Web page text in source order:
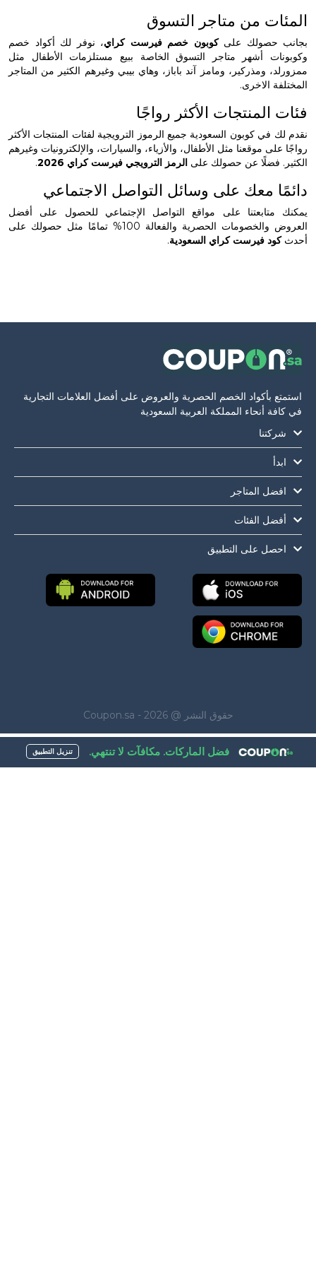
من متاجر التسوق
حصولك علىكوبون خصم فيرست كراي، نوفر لك أكواد خصم
أشهر متاجر التسوق الخاصة ببيع مستلزمات الأطفال مثل
ومذركير، ومامز آند باباز، وهاي بيبي وغيرهم الكثير من المتاجر
الاخرى.
الأكثر رواجًا
في كوبون السعودية جميع الرموز الترويجية لفئات المنتجات الأكثر
موقعنا مثل الأطفال، والأزياء، والسيارات، والإلكترونيات وغيرهم
فضلًا عن حصولك علىالرمز الترويجي فيرست كراي 2026 .
معك على وسائل التواصل الاجتماعي
على مواقع التواصل الإجتماعي للحصول على أفضل
العروض والخصومات الحصرية والفعالة 100% تمامًا مثل حصولك على
فيرست كراي السعودية .
بأكواد الخصم الحصرية والعروض على أفضل العلامات التجارية
أنحاء المملكة العربية السعودية
المتاجر
الفئات
على التطبيق
حقوق النشر @ Coupon.sa - 2026
فضل الماركات. مكافآت لا تنتهي. تنزيل التطبيق